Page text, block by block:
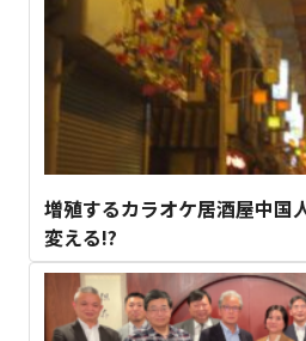
増殖するカラオケ居酒屋中国
変える!?